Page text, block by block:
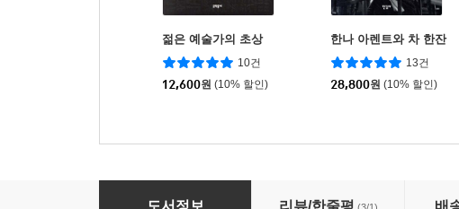
젊은 예술가의 초상
10건
12,600원 (10% 할인)
한나 아렌트와 차 한잔
13건
28,800원 (10% 할인)
난간 없이 사유하기
도서정보 리뷰/한줄평 배